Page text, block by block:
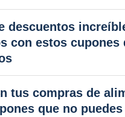
descuentos
con estos cupones
tus compras de
que no